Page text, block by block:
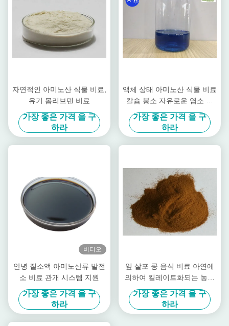
자연적인 아미노산 식물 비료,
유기 몸리브덴 비료
가장 좋은 가격 을 구
하라
액체 상태 아미노산 식물 비료
칼슘 붕소 자유로운 염소 및
질산
가장 좋은 가격 을 구
하라
비디오
안녕 질소액 아미노산류 발전
소 비료 관개 시스템 지원
가장 좋은 가격 을 구
하라
잎 살포 콩 음식 비료 아연에
의하여 킬레이트화되는 농약
높은 순수성
가장 좋은 가격 을 구
하라